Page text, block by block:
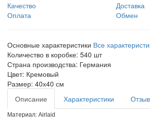
Качество
Доставка
Оплата
Обмен
Основные характеристики Все
Количество в коробке: 540 шт
Страна производства: Германия
Цвет: Кремовый
Размер: 40х40 см
Описание
Характеристики
Материал: Airlaid